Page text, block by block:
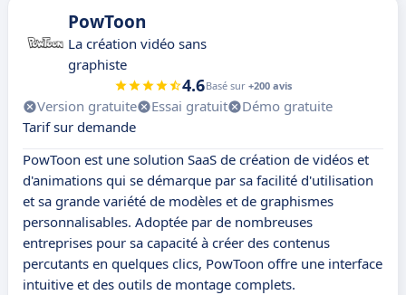
PowToon
La création vidéo sans
graphiste
4.6Basé sur +200 avis
Version gratuite Essai gratuit
Démo gratuite
Tarif sur demande
PowToon est une solution SaaS de création de vidéos et
d'animations qui se démarque par sa facilité d'utilisation
et sa grande variété de modèles et de graphismes
personnalisables. Adoptée par de nombreuses
entreprises pour sa capacité à créer des contenus
percutants en quelques clics, PowToon offre une interface
intuitive et des outils de montage complets.